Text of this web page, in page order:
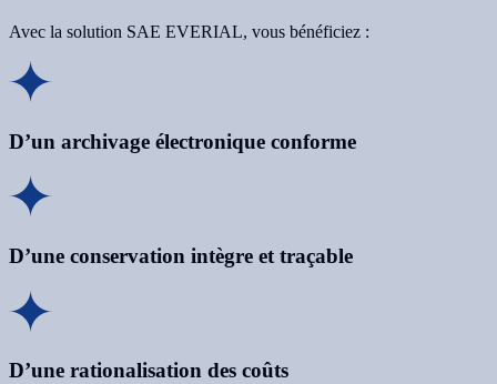
Avec la solution SAE EVERIAL, vous bénéficiez :
D’un archivage électronique conforme
D’une conservation intègre et traçable
D’une rationalisation des coûts